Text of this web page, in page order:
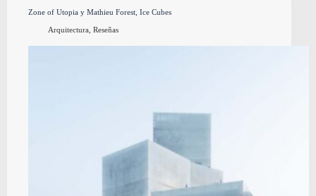
Zone of Utopia y Mathieu Forest, Ice Cubes
Arquitectura, Reseñas